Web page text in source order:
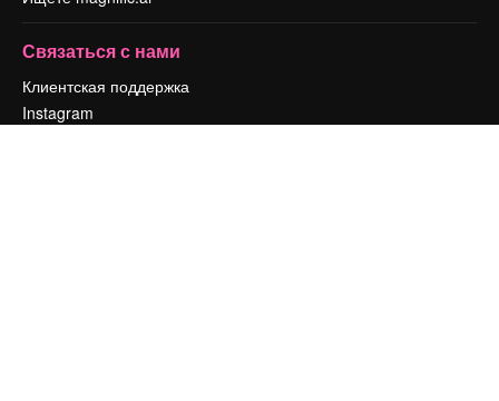
Связаться с нами
Клиентская поддержка
Instagram